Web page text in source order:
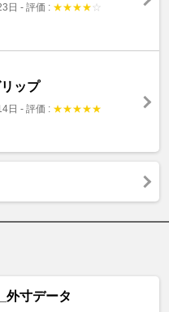
日 - 評価 : ★★★★ ☆
ップ
日 - 評価 : ★★★★★
外寸データ